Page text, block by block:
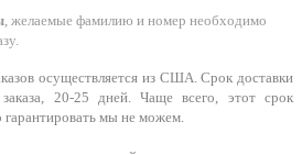
, желаемые фамилию и номер необходимо
осуществляется из США. Срок доставки
20-25 дней. Чаще всего, этот срок
гарантировать мы не можем.